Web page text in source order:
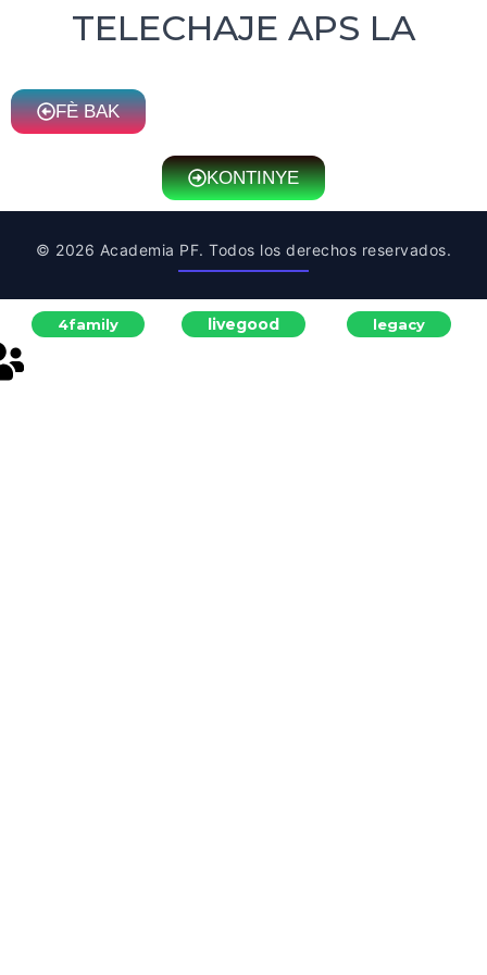
TELECHAJE APS LA
FÈ BAK
KONTINYE
© 2026 Academia PF. Todos los derechos reservados.
4family livegood legacy